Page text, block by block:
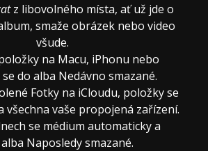
z libovolného místa, ať už jde o
smaže obrázek nebo video
všude.
na Macu, iPhonu nebo
do alba Nedávno smazané.
Fotky na iCloudu, položky se
všechna vaše propojená zařízení.
se médium automaticky a
Naposledy smazané.